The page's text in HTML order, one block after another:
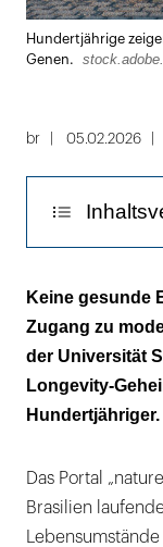
Hundertjährige
Genen.
br 05.02.2026
Alterung
Vererbte
Keine gesunde
Zugang zu
der Universität
Longevity-
Hundertjähriger.
Das Portal
Brasilien